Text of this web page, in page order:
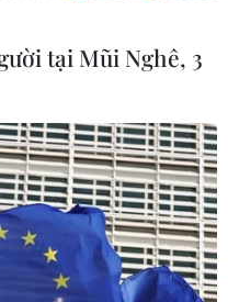
khẩn
tại Mũi Nghê, 3